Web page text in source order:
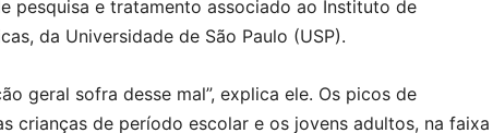
pesquisa e tratamento associado ao Instituto de
da Universidade de São Paulo (USP).
geral sofra desse mal”, explica ele. Os picos de
crianças de período escolar e os jovens adultos, na faixa